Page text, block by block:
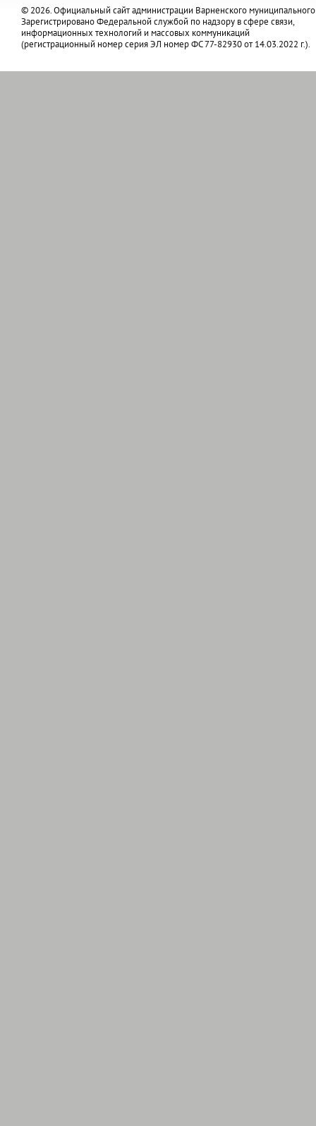
© 2026. Официальный сайт администрации Варненского муниципального
Зарегистрировано Федеральной службой по надзору в сфере связи,
информационных технологий и массовых коммуникаций
(регистрационный номер серия ЭЛ номер ФС 77-82930 от 14.03.2022 г.).